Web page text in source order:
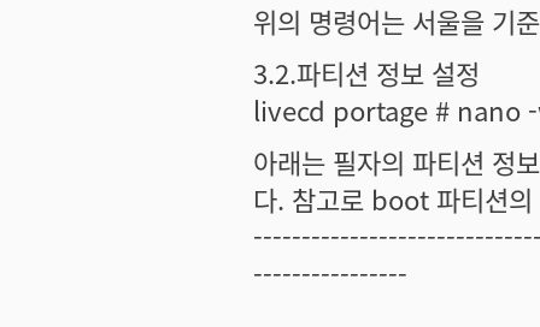
위의 명령어는 서울을 기
3.2.파티션 정보 설정
livecd portage # nano
아래는 필자의 파티션 정
다. 참고로 boot 파티션
----------------